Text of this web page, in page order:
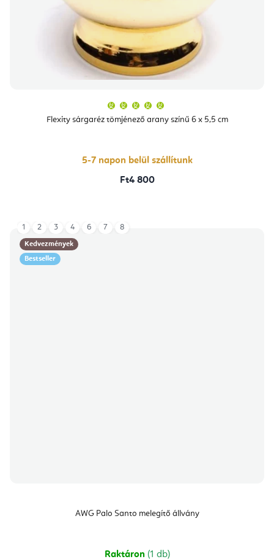
Flexity sárgaréz tömjénező arany színű 6 x 5,5 cm
átlagos
értékelése
csillag.
5-7 napon belül szállítunk
Ft4 800
Kedvezmények
Bestseller
AWG Palo Santo melegítő állvány
Raktáron (1 db)
1 2 3 4 6 7 8